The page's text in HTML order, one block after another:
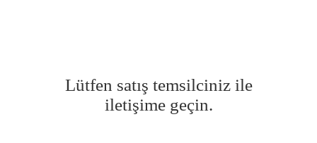
Lütfen satış temsilciniz ile
iletişime geçin.